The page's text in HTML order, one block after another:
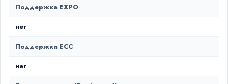
Поддержка EXPO
нет
Поддержка ECC
нет